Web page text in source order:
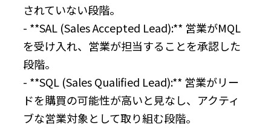
されていない段階。
- **SAL (Sales Accepted Lead):** 営業がMQL
を受け入れ、営業が担当することを承認した
段階。
- **SQL (Sales Qualified Lead):** 営業がリー
ドを購買の可能性が高いと見なし、アクティ
ブな営業対象として取り組む段階。